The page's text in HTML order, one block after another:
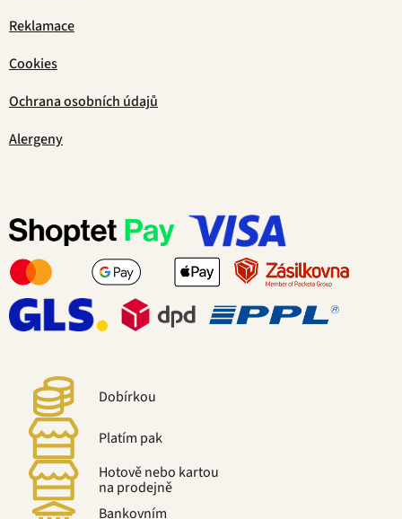
Reklamace
Cookies
Ochrana osobních údajů
Alergeny
Dobírkou
Platím pak
Hotově nebo kartou
na prodejně
Bankovním